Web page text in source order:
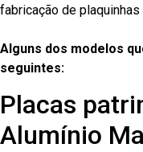
fabricação de
Alguns dos modelos
seguintes:
Placas
Alumínio